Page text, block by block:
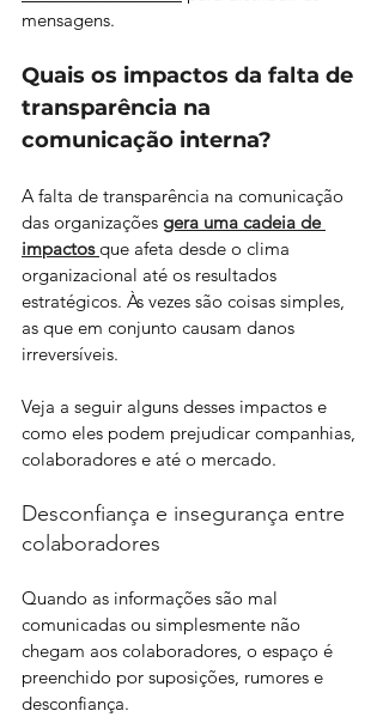
mensagens.
Quais os impactos da falta de
transparência na
comunicação interna?
A falta de transparência na comunicação
das organizações gera uma cadeia de
impactos que afeta desde o clima
organizacional até os resultados
estratégicos. Às vezes são coisas simples,
as que em conjunto causam danos
irreversíveis.
Veja a seguir alguns desses impactos e
como eles podem prejudicar companhias,
colaboradores e até o mercado.
Desconfiança e insegurança entre
colaboradores
Quando as informações são mal
comunicadas ou simplesmente não
chegam aos colaboradores, o espaço é
preenchido por suposições, rumores e
desconfiança.